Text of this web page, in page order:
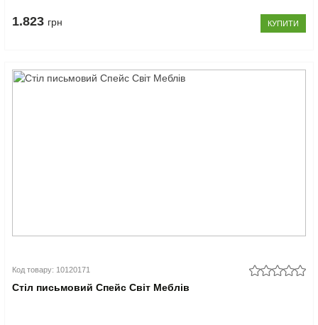
1.823 грн КУПИТИ
Код товару: 10120171
Стіл письмовий Спейс Світ Меблів